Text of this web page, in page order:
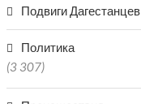
05.08.2026
Подвиги Дагестанцев
Политика
(3 307)